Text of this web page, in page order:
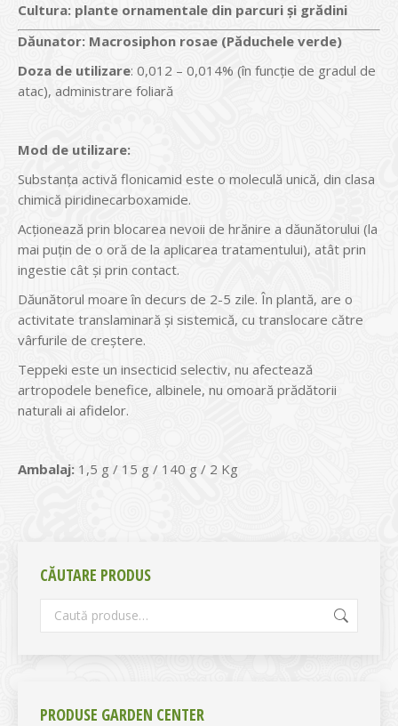
Cultura: plante ornamentale din parcuri și grădini
Dăunator: Macrosiphon rosae (Păduchele verde)
Doza de utilizare: 0,012 – 0,014% (în funcție de gradul de
atac), administrare foliară
Mod de utilizare:
Substanța activă flonicamid este o moleculă unică, din clasa
chimică piridinecarboxamide.
Acționează prin blocarea nevoii de hrănire a dăunătorului (la
mai puțin de o oră de la aplicarea tratamentului), atât prin
ingestie cât și prin contact.
Dăunătorul moare în decurs de 2-5 zile. În plantă, are o
activitate translaminară și sistemică, cu translocare către
vârfurile de creștere.
Teppeki este un insecticid selectiv, nu afectează
artropodele benefice, albinele, nu omoară prădătorii
naturali ai afidelor.
Ambalaj: 1,5 g / 15 g / 140 g / 2 Kg
CĂUTARE PRODUS
PRODUSE GARDEN CENTER